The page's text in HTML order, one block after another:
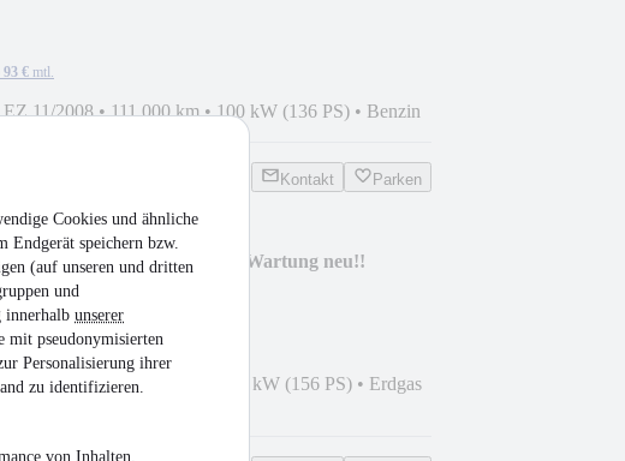
Cookies und ähnliche
Endgerät speichern bzw.
(auf unseren und dritten
und
innerhalb unserer
mit pseudonymisierten
Personalisierung ihrer
zu identifizieren.
von Inhalten,
93 € mtl.
EZ 11/2008•111.000 km•100 kW (136 PS) • Benzin
Kontakt Parken
B 200, Erdgas u. Benzin, Wartung neu!!
119 € mtl.
EZ 09/2014•108.000 km 115 kW (156 PS) • Erdgas